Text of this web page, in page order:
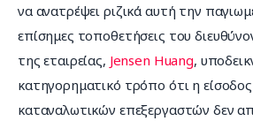
να ανατρέψει ριζικά αυτή την
επίσημες τοποθετήσεις του
της εταιρείας, Jensen Huang,
κατηγορηματικό τρόπο ότι η
καταναλωτικών επεξεργαστών δεν